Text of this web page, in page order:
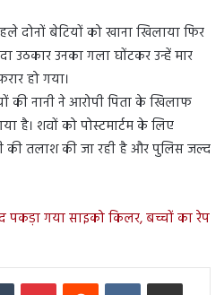
दोनों बेटियों को खाना खिलाया फिर
उनका गला घोंटकर उन्हें मार
हो गया।
की नानी ने आरोपी पिता के खिलाफ
है। शवों को पोस्टमार्टम के लिए
की तलाश की जा रही है और पुलिस जल्द
पकड़ा गया साइको किलर, बच्चों का रेप
Tumblr PinterestReddit VKontakteShare via Email